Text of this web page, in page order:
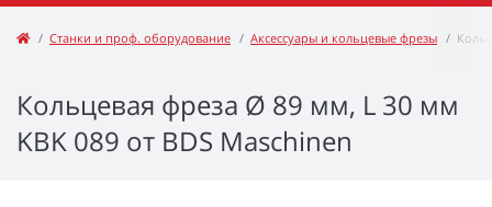
Станки и проф. оборудование Аксессуары и кольцевые фрезы
Кольцевая фреза Ø 89 мм, L 30 мм
KBK 089 от BDS Maschinen